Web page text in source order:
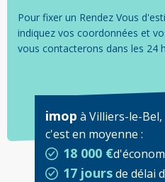
Pour fixer un Rendez Vous
indiquez vos coordonnées et
vous contacterons dans les 24
imop à Villiers-le-Bel,
c'est en moyenne :
18 000 €
17 joursde délai